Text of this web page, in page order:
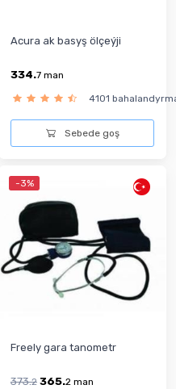
Acura ak basyş ölçeýji
334.7 man
4101
Sebede goş
-3%
Freely gara tanometr
373.2 365.2 man